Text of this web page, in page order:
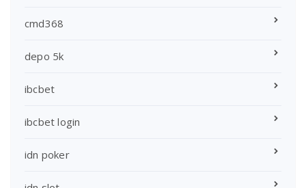
cmd368
depo 5k
ibcbet
ibcbet login
idn poker